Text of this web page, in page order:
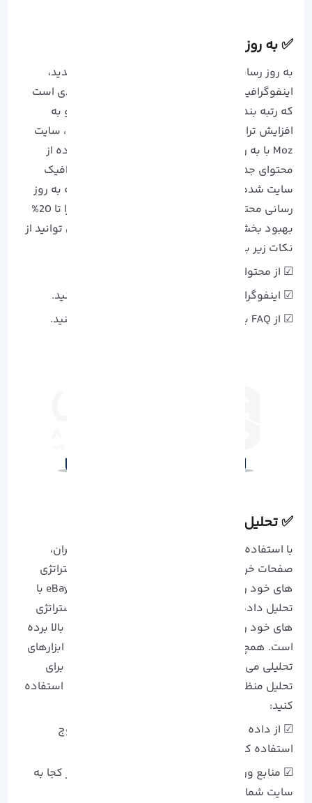
✅ به روز رسانی مقالات قدیمی
به روز رسانی محتوای قدیمی با افزودن محتوای جدید،
اینفوگرافیک و بخش های FAQ یکی دیگر از مواردی است
که رتبه بندی سایت در گوگل را بهبود می بخشد و به
افزایش ترافیک سایت کمک میکند. به عنوان مثال، سایت
Moz با به روز رسانی محتوای قدیمی خود و استفاده از
محتوای جدید و اینفوگرافیک، موفق به افزایش ترافیک
سایت شده است. همچنین، آمار نشان می دهد که به روز
رسانی محتوای قدیمی می تواند رتبه بندی سایت را تا 20%
بهبود بخشد. برای به روزرسانی مقالات قدیمی می توانید از
نکات زیر برای اجرا استفاده کنید:
☑ از محتوای جدید و مرتبط استفاده کنید.
☑ اینفوگرافیک و ویدیو به محتوای خود اضافه کنید.
☑ از FAQ برای پاسخ به سوالات کاربران استفاده کنید.
✅ تحلیل منظم سایت
با استفاده از ابزارهای تحلیلی، می توانید رفتار کاربران،
صفحات خروج و منابع ورودی را بررسی کرده و استراتژی
های خود را بهبود بخشید. به عنوان مثال، سایت eBay با
تحلیل داده ها از طریق Google Analytics، هم استراتژی
های خود را بهبود بخشیده و هم ترافیک سایت را بالا برده
است. همچنین، آمار نشان می دهد که استفاده از ابزارهای
تحلیلی می تواند نرخ تبدیل را تا 15% افزایش دهد. برای
تحلیل منظم سایت می توانید از نکات زیر برای اجرا استفاده
کنید:
☑ از داده های تحلیلی برای شناسایی صفحات خروج
استفاده کنید.
☑ منابع ورودی را بررسی کنید تا بفهمید کاربران از کجا به
سایت شما مراجعه می کنند.